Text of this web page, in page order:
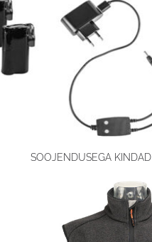
SOOJENDUSEGA KINDAD